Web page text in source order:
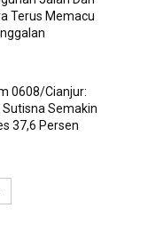
Terus Memacu
0608/Cianjur:
Sutisna Semakin
37,6 Persen